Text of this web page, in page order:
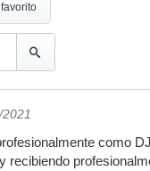
como
recibiendo